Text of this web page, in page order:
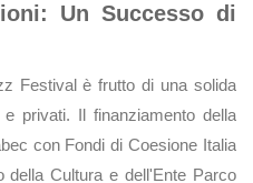
Un Successo di
Festival è frutto di una solida
privati. Il finanziamento della
con Fondi di Coesione Italia
della Cultura e dell'Ente Parco